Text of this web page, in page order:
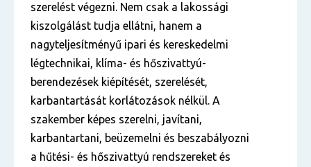
szerelést végezni. Nem csak a lakossági
kiszolgálást tudja ellátni, hanem a
nagyteljesítményű ipari és kereskedelmi
légtechnikai, klíma- és hőszivattyú-
berendezések kiépítését, szerelését,
karbantartását korlátozások nélkül. A
szakember képes szerelni, javítani,
karbantartani, beüzemelni és beszabályozni
a hűtési- és hőszivattyú rendszereket és